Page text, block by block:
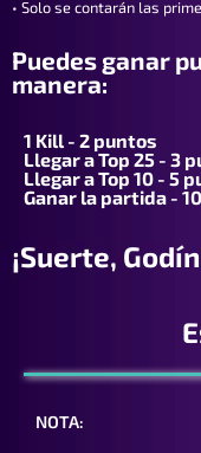
• Solo se contarán las
Puedes ganar
manera:
1 Kill - 2 puntos
Llegar a Top 25 - 3
Llegar a Top 10 - 5
Ganar la partida -
¡Suerte,
NOTA: